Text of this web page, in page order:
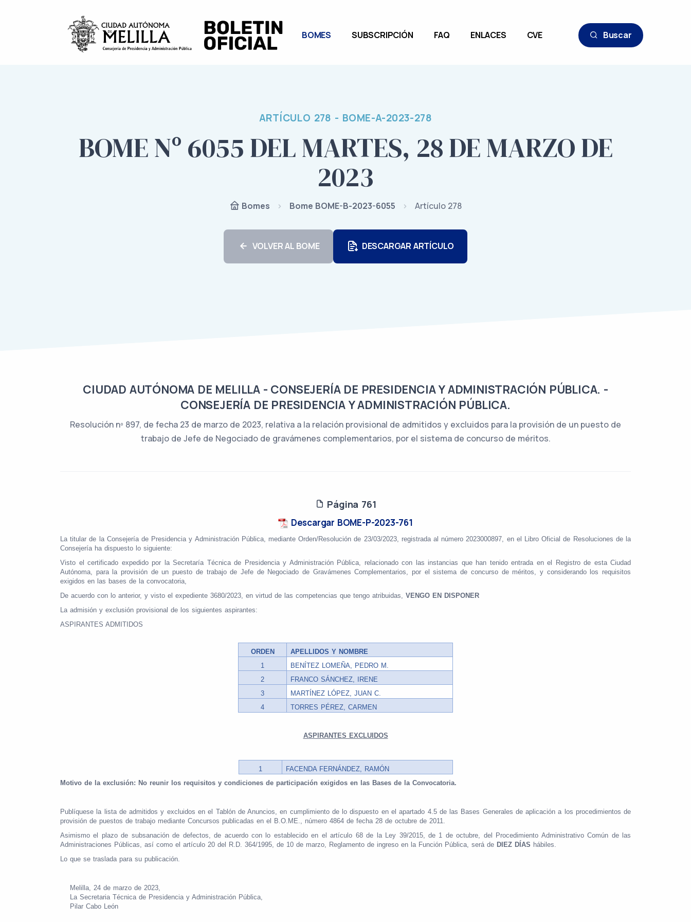
BOMES SUBSCRIPCIÓN FAQ ENLACES CVE Buscar
ARTÍCULO 278 - BOME-A-2023-278
BOME Nº 6055 DEL MARTES, 28 DE MARZO DE
2023
Bomes Bome BOME-B-2023-6055 Artículo 278
VOLVER AL BOME DESCARGAR ARTÍCULO
CIUDAD AUTÓNOMA DE MELILLA - CONSEJERÍA DE PRESIDENCIA Y ADMINISTRACIÓN PÚBLICA. -
CONSEJERÍA DE PRESIDENCIA Y ADMINISTRACIÓN PÚBLICA.
Resolución nº 897, de fecha 23 de marzo de 2023, relativa a la relación provisional de admitidos y excluidos para la provisión de un puesto de
trabajo de Jefe de Negociado de gravámenes complementarios, por el sistema de concurso de méritos.
Página 761
Descargar BOME-P-2023-761
La titular de la Consejería de Presidencia y Administración Pública, mediante Orden/Resolución de 23/03/2023, registrada al número 2023000897, en el Libro Oficial de Resoluciones de la
Consejería ha dispuesto lo siguiente:
Visto el certificado expedido por la Secretaría Técnica de Presidencia y Administración Pública, relacionado con las instancias que han tenido entrada en el Registro de esta Ciudad
Autónoma, para la provisión de un puesto de trabajo de Jefe de Negociado de Gravámenes Complementarios, por el sistema de concurso de méritos, y considerando los requisitos
exigidos en las bases de la convocatoria,
De acuerdo con lo anterior, y visto el expediente 3680/2023, en virtud de las competencias que tengo atribuidas, VENGO EN DISPONER
La admisión y exclusión provisional de los siguientes aspirantes:
ASPIRANTES ADMITIDOS
ORDEN
APELLIDOS Y NOMBRE
1
BENÍTEZ LOMEÑA, PEDRO M.
2
FRANCO SÁNCHEZ, IRENE
3
MARTÍNEZ LÓPEZ, JUAN C.
4
TORRES PÉREZ, CARMEN
ASPIRANTES EXCLUIDOS
1
FACENDA FERNÁNDEZ, RAMÓN
Motivo de la exclusión: No reunir los requisitos y condiciones de participación exigidos en las Bases de la Convocatoria.
Publíquese la lista de admitidos y excluidos en el Tablón de Anuncios,
en cumplimiento de lo dispuesto en el apartado 4.5 de las Bases Generales de aplicación a los procedimientos de
provisión de puestos de trabajo mediante Concursos publicadas en el B.O.ME., número 4864 de fecha 28 de octubre de 2011.
Asimismo el plazo de subsanación de defectos, de acuerdo con lo establecido en el artículo 68 de la Ley 39/2015, de 1 de octubre, del Procedimiento Administrativo Común de las
Administraciones Públicas, así como el artículo 20 del R.D. 364/1995, de 10 de marzo, Reglamento de ingreso en la Función Pública, será de DIEZ DÍAS hábiles.
Lo que se traslada para su publicación.
Melilla, 24 de marzo de 2023,
La Secretaria Técnica de Presidencia y Administración Pública,
Pilar Cabo León